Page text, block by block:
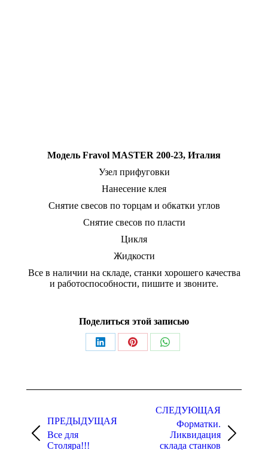
Модель Fravol MASTER 200-23, Италия
Узел прифуговки
Нанесение клея
Снятие свесов по торцам и обкатки углов
Снятие свесов по пласти
Цикля
Жидкости
Все в наличии на складе, станки хорошего качества
и работоспособности, пишите и звоните.
Поделиться этой записью
Share
Share
Share
записям
ПРЕДЫДУЩАЯ
Предыдущая
Все для
Столяра!!!
СЛЕДУЮЩАЯ
Следующая
Форматки.
Ликвидация
склада станков